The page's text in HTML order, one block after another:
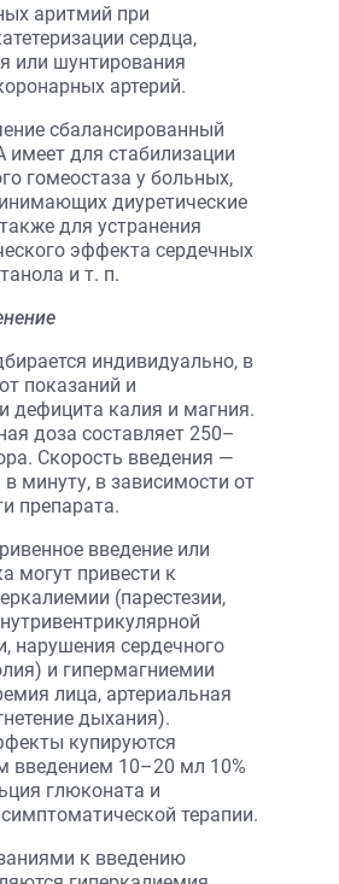
аритмий при
сердца,
или шунтирования
артерий.
сбалансированный
имеет для стабилизации
гомеостаза у больных,
диуретические
для устранения
эффекта сердечных
и т. п.
индивидуально, в
показаний и
дефицита калия и магния.
доза составляет 250–
Скорость введения —
минуту, в зависимости от
препарата.
введение или
могут привести к
(парестезии,
нарушения сердечного
и гипермагниемии
лица, артериальная
дыхания).
купируются
введением 10–20 мл 10%
глюконата и
терапии.
к введению